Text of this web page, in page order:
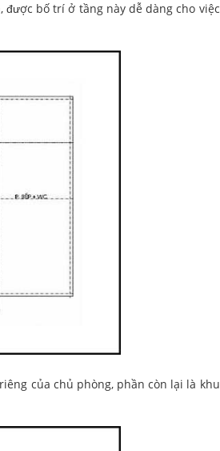
bố trí ở tầng này dễ dàng cho việc
của chủ phòng, phần còn lại là khu